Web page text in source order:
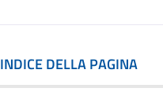
INDICE DELLA PAGINA